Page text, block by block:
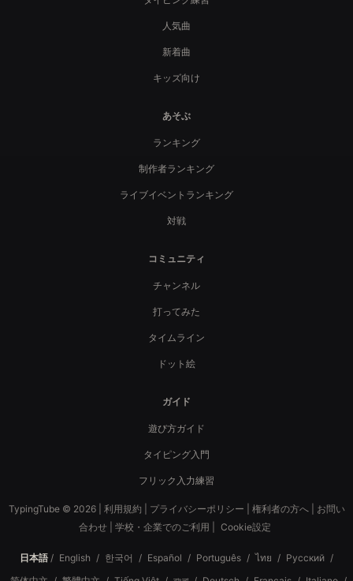
人気曲
新着曲
キッズ向け
あそぶ
ランキング
制作者ランキング
ライブイベントランキング
対戦
コミュニティ
チャンネル
打ってみた
タイムライン
ドット絵
ガイド
遊び方ガイド
タイピング入門
フリック入力練習
TypingTube © 2026 | 利用規約 プライバシーポリシー 権利者の方へ| お問い
合わせ
学校・企業でのご利用 Cookie設定
日本語 / English / 한국어 / Español / Português / ไทย / Русский /